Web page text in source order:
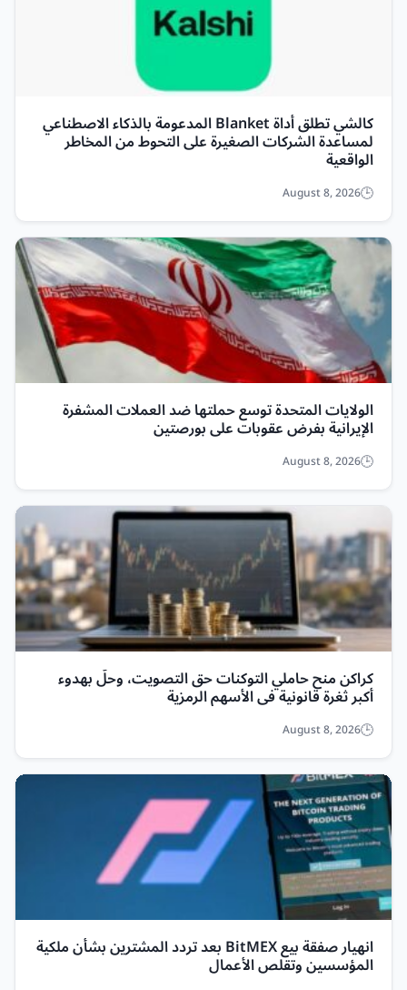
كالشي تطلق أداة Blanket المدعومة بالذكاء الاصطناعي
لمساعدة الشركات الصغيرة على التحوط من المخاطر
الواقعية
August 8, 2026
الولايات المتحدة توسع حملتها ضد العملات المشفرة
الإيرانية بفرض عقوبات على بورصتين
August 8, 2026
كراكن منح حاملي التوكنات حق التصويت، وحلّ بهدوء
أكبر ثغرة قانونية في الأسهم الرمزية
August 8, 2026
انهيار صفقة بيع BitMEX بعد تردد المشترين بشأن ملكية
المؤسسين وتقلص الأعمال